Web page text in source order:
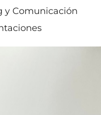
y Comunicación